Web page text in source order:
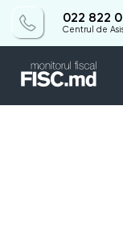
022 822
Centrul de